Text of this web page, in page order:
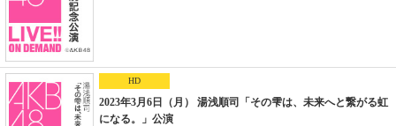
HD
2023年3月6日（月） 湯浅順司「その雫は、未来へと繋がる虹
になる。」公演